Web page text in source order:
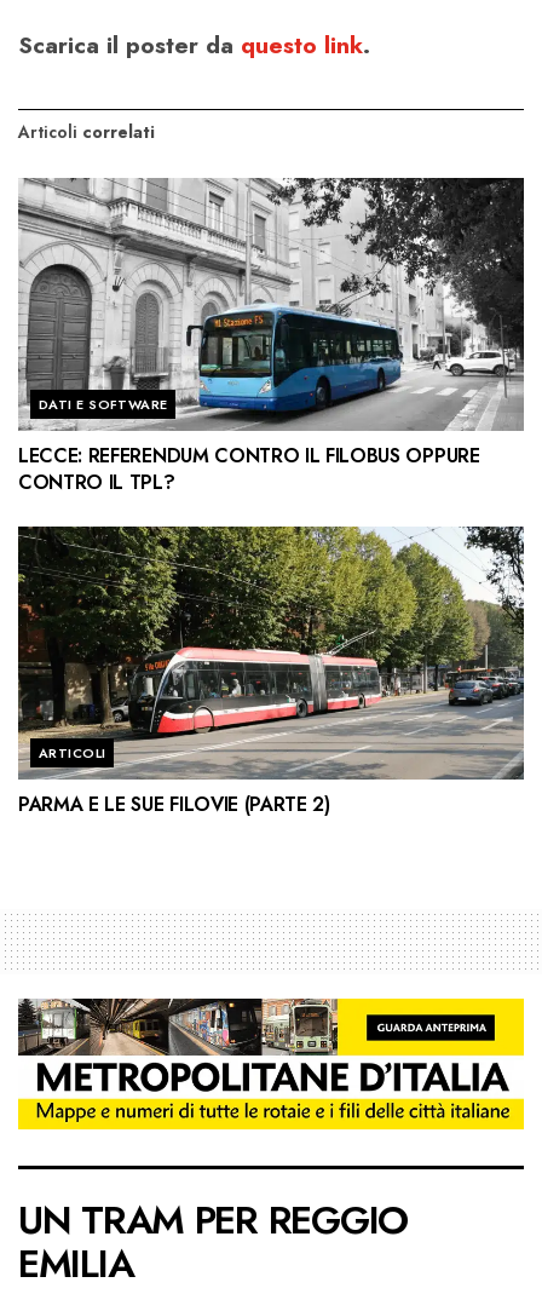
Scarica il poster da questo link.
Articoli correlati
DATI E SOFTWARE
LECCE: REFERENDUM CONTRO IL FILOBUS OPPURE
CONTRO IL TPL?
ARTICOLI
PARMA E LE SUE FILOVIE (PARTE 2)
UN TRAM PER REGGIO
EMILIA